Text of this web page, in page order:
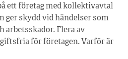
ett företag med kollektivavtal
ger skydd vid händelser som
arbetsskador. Flera av
för företagen. Varför är